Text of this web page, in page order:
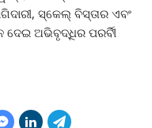
ସ୍କେଲ୍ ବିସ୍ତାର ଏବଂ
ଅଭିବୃଦ୍ଧିର ପରର୍ବିୀ